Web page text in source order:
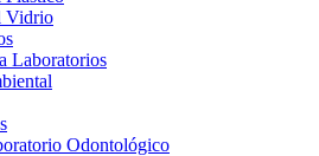
Vidrio
Laboratorios
Odontológico